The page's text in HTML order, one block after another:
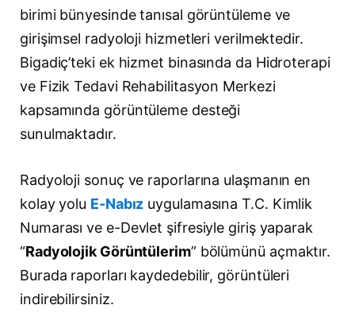
birimi bünyesinde tanısal görüntüleme ve
girişimsel radyoloji hizmetleri verilmektedir.
Bigadiç’teki ek hizmet binasında da Hidroterapi
ve Fizik Tedavi Rehabilitasyon Merkezi
kapsamında görüntüleme desteği
sunulmaktadır.
Radyoloji sonuç ve raporlarına ulaşmanın en
kolay yolu E-Nabız uygulamasına T.C. Kimlik
Numarası ve e-Devlet şifresiyle giriş yaparak
“Radyolojik Görüntülerim” bölümünü açmaktır.
Burada raporları kaydedebilir, görüntüleri
indirebilirsiniz.